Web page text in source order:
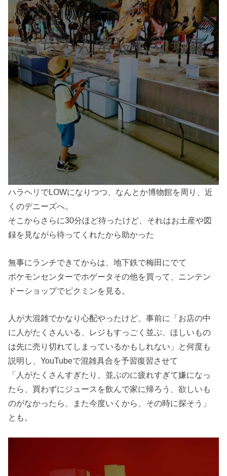
もちろん常設も立ち寄
る
ハラヘリでLOWになりつつ、なんとか博物館を周り、近
くのデニーズへ。
そこからさらに30分ほど待ったけど、それはお土産や図
録を見ながら待ってくれたから助かった
無事にランチできてからは、地下鉄で梅田にでて
ポケモンセンターでホゲータその他を買って、ニンテン
ドーショップでピクミンを見る。
人が大混雑でかなり心配やったけど、事前に「お店の中
に人がたくさんいる、レジもすっごく並ぶ、ほしいもの
は先に売り切れてしまっているかもしれない」と何度も
説明し、YouTubeで混雑具合を予習復習させて
「人がたくさんすぎたり、並ぶのに疲れすぎて嫌になっ
たら、買わずにジュースを飲んで家に帰ろう、欲しいも
のがなかったら、また今度いくから、その時に探そう」
とも。